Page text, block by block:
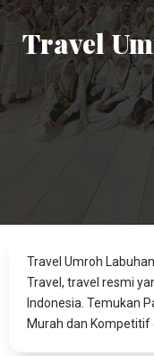
Travel
Travel Umroh
Travel, travel resmi
Indonesia. Temukan
Murah dan Kompetitif